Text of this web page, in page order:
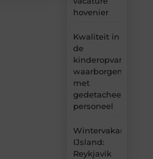
hovenier
Kwaliteit in
de
kinderopvang
waarborgen
met
gedetacheerd
personeel
Wintervakantie
IJsland:
Reykjavik